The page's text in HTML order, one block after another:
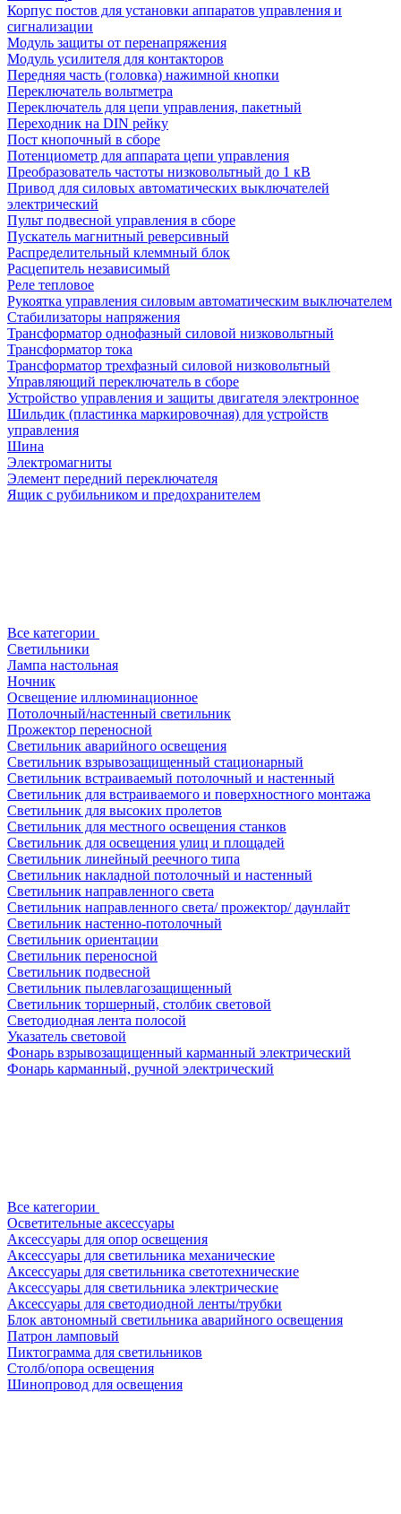
Корпус постов для установки аппаратов управления и
сигнализации
Модуль защиты от перенапряжения
Модуль усилителя для контакторов
Передняя часть (головка) нажимной кнопки
Переключатель вольтметра
Переключатель для цепи управления, пакетный
Переходник на DIN рейку
Пост кнопочный в сборе
Потенциометр для аппарата цепи управления
Преобразователь частоты низковольтный до 1 кВ
Привод для силовых автоматических выключателей
электрический
Пульт подвесной управления в сборе
Пускатель магнитный реверсивный
Распределительный клеммный блок
Расцепитель независимый
Реле тепловое
Рукоятка управления силовым автоматическим выключателем
Стабилизаторы напряжения
Трансформатор однофазный силовой низковольтный
Трансформатор тока
Трансформатор трехфазный силовой низковольтный
Управляющий переключатель в сборе
Устройство управления и защиты двигателя электронное
Шильдик (пластинка маркировочная) для устройств
управления
Шина
Электромагниты
Элемент передний переключателя
Ящик с рубильником и предохранителем
Все категории
Светильники
Лампа настольная
Ночник
Освещение иллюминационное
Потолочный/настенный светильник
Прожектор переносной
Светильник аварийного освещения
Светильник взрывозащищенный стационарный
Светильник встраиваемый потолочный и настенный
Светильник для встраиваемого и поверхностного монтажа
Светильник для высоких пролетов
Светильник для местного освещения станков
Светильник для освещения улиц и площадей
Светильник линейный реечного типа
Светильник накладной потолочный и настенный
Светильник направленного света
Светильник направленного света/ прожектор/ даунлайт
Светильник настенно-потолочный
Светильник ориентации
Светильник переносной
Светильник подвесной
Светильник пылевлагозащищенный
Светильник торшерный, столбик световой
Светодиодная лента полосой
Указатель световой
Фонарь взрывозащищенный карманный электрический
Фонарь карманный, ручной электрический
Все категории
Осветительные аксессуары
Аксессуары для опор освещения
Аксессуары для светильника механические
Аксессуары для светильника светотехнические
Аксессуары для светильника электрические
Аксессуары для светодиодной ленты/трубки
Блок автономный светильника аварийного освещения
Патрон ламповый
Пиктограмма для светильников
Столб/опора освещения
Шинопровод для освещения